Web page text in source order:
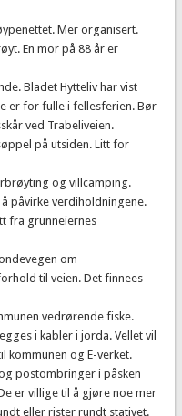
Mer organisert.
En mor på 88 år er
Bladet Hytteliv har vist
er for fulle i fellesferien. Bør
ved Trabeliveien.
på utsiden. Litt for
og villcamping.
påvirke verdiholdningene.
fra grunneiernes
om
til veien. Det finnees
vedrørende fiske.
i kabler i jorda. Vellet vil
kommunen og E-verket.
postombringer i påsken
er villige til å gjøre noe mer
eller rister rundt stativet.